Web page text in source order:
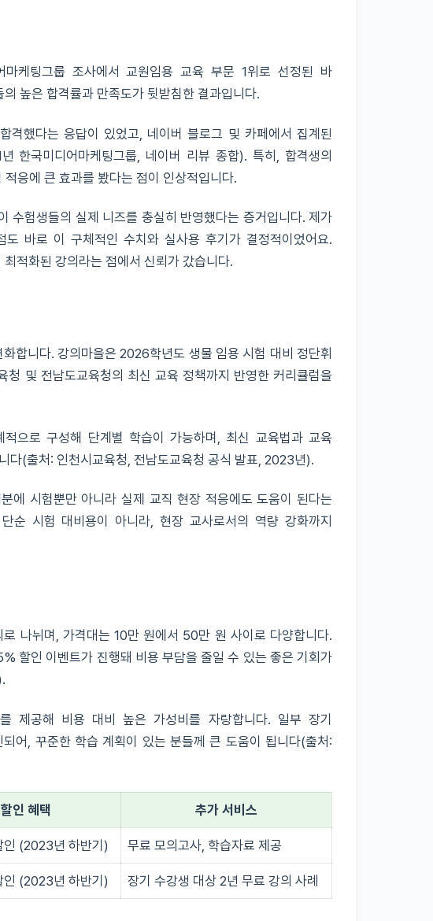
마케팅그룹 조사에서 교원임용 교육 부문 1위로 선정된 바
높은 합격률과 만족도가 뒷받침한 결과입니다.
했다는 응답이 있었고, 네이버 블로그 및 카페에서 집계된
한국미디어마케팅그룹, 네이버 리뷰 종합). 특히, 합격생의
응에 큰 효과를 봤다는 점이 인상적입니다.
수험생들의 실제 니즈를 충실히 반영했다는 증거입니다. 제가
바로 이 구체적인 수치와 실사용 후기가 결정적이었어요.
적화된 강의라는 점에서 신뢰가 갔습니다.
합니다. 강의마을은 2026학년도 생물 임용 시험 대비 정단휘
및 전남도교육청의 최신 교육 정책까지 반영한 커리큘럼을
으로 구성해 단계별 학습이 가능하며, 최신 교육법과 교육
다(출처: 인천시교육청, 전남도교육청 공식 발표, 2023년).
에 시험뿐만 아니라 실제 교직 현장 적응에도 도움이 된다는
순 시험 대비용이 아니라, 현장 교사로서의 역량 강화까지
나뉘며, 가격대는 10만 원에서 50만 원 사이로 다양합니다.
할인 이벤트가 진행돼 비용 부담을 줄일 수 있는 좋은 기회가
제공해 비용 대비 높은 가성비를 자랑합니다. 일부 장기
어, 꾸준한 학습 계획이 있는 분들께 큰 도움이 됩니다(출처:
할인 혜택 추가 서비스
인 (2023년 하반기) 무료 모의고사, 학습자료 제공
인 (2023년 하반기) 장기 수강생 대상 2년 무료 강의 사례